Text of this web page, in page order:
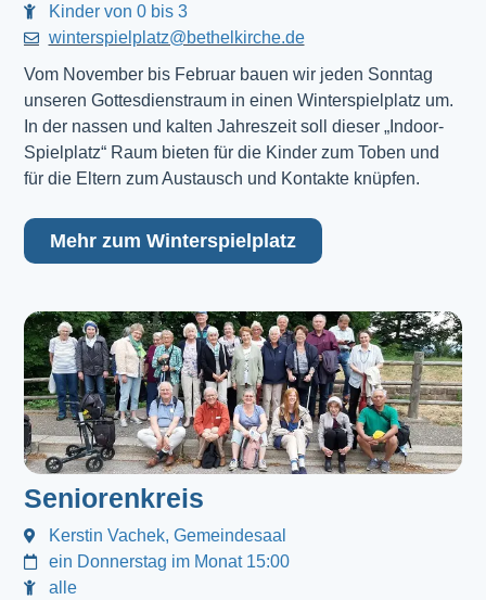
Kinder von 0 bis 3
winterspielplatz@bethelkirche.de
Vom November bis Februar bauen wir jeden Sonntag
unseren Gottesdienstraum in einen Winterspielplatz um.
In der nassen und kalten Jahreszeit soll dieser „Indoor-
Spielplatz“ Raum bieten für die Kinder zum Toben und
für die Eltern zum Austausch und Kontakte knüpfen.
Mehr zum Winterspielplatz
Seniorenkreis
Kerstin Vachek, Gemeindesaal
ein Donnerstag im Monat 15:00
alle